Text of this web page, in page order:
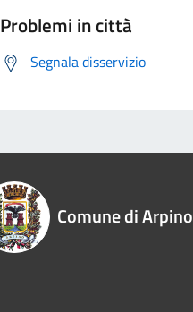
Problemi in città
Segnala disservizio
Comune di Arpino